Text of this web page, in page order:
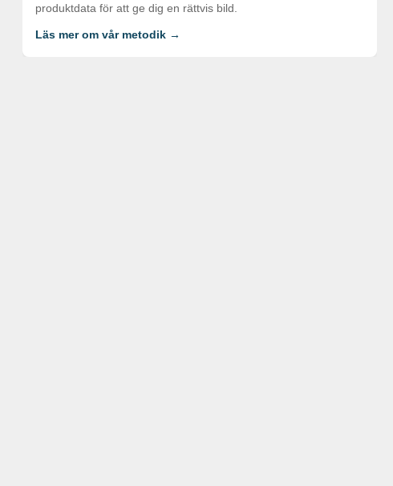
produktdata för att ge dig en rättvis bild.
Läs mer om vår metodik →